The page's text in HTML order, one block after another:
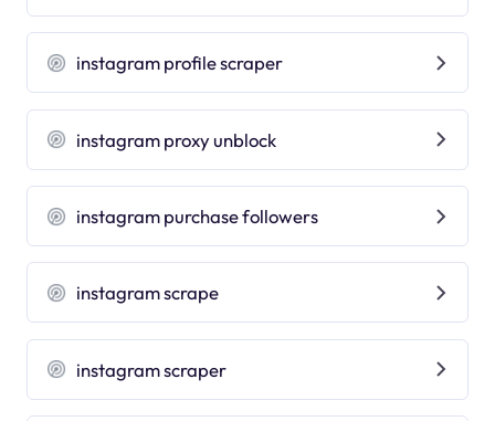
instagram profile scraper
instagram proxy unblock
instagram purchase followers
instagram scrape
instagram scraper